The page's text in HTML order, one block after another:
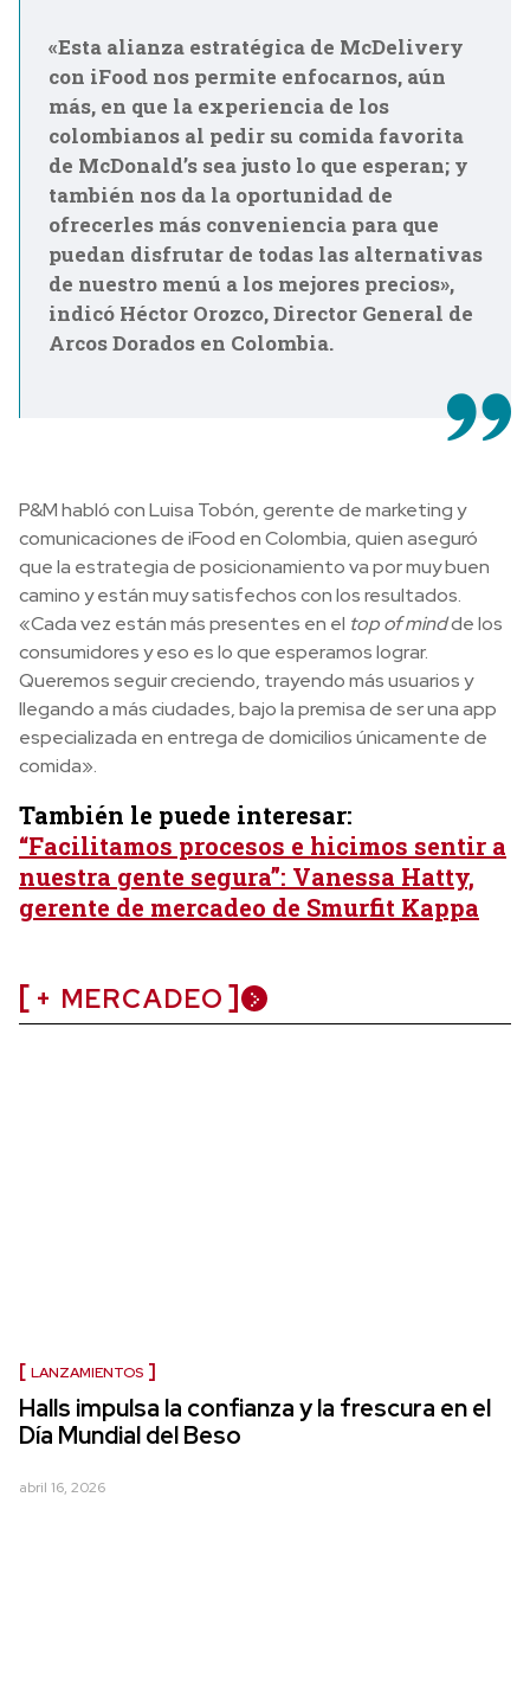
«Esta alianza estratégica de McDelivery
con iFood nos permite enfocarnos, aún
más, en que la experiencia de los
colombianos al pedir su comida favorita
de McDonald’s sea justo lo que esperan; y
también nos da la oportunidad de
ofrecerles más conveniencia para que
puedan disfrutar de todas las alternativas
de nuestro menú a los mejores precios»,
indicó Héctor Orozco, Director General de
Arcos Dorados en Colombia.
P&M habló con Luisa Tobón, gerente de marketing y
comunicaciones de iFood en Colombia, quien aseguró
que la estrategia de posicionamiento va por muy buen
camino y están muy satisfechos con los resultados.
«Cada vez están más presentes en el top of mindde los
consumidores y eso es lo que esperamos lograr.
Queremos seguir creciendo, trayendo más usuarios y
llegando a más ciudades, bajo la premisa de ser una app
especializada en entrega de domicilios únicamente de
comida».
También le puede interesar:
“Facilitamos procesos e hicimos sentir a
nuestra gente segura”: Vanessa Hatty,
gerente de mercadeo de Smurfit Kappa
+ MERCADEO
LANZAMIENTOS
Halls impulsa la confianza y la frescura en el
Día Mundial del Beso
abril 16, 2026